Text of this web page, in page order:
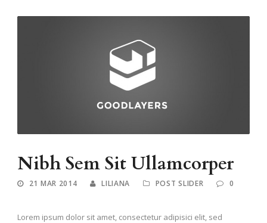
Nibh Sem Sit Ullamcorper
21 MAR 2014 LILIANA POST SLIDER 0
Lorem ipsum dolor sit amet, consectetur adipisici elit, sed